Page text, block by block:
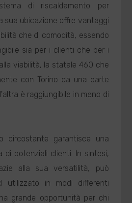
di riscaldamento per
sua ubicazione offre vantaggi
che di comodità, essendo
sia per i clienti che per i
viabilità, la statale 460 che
con Torino da una parte
è raggiungibile in meno di
circostante garantisce una
di potenziali clienti. In sintesi,
alla sua versatilità, può
utilizzato in modi differenti
grande opportunità per chi